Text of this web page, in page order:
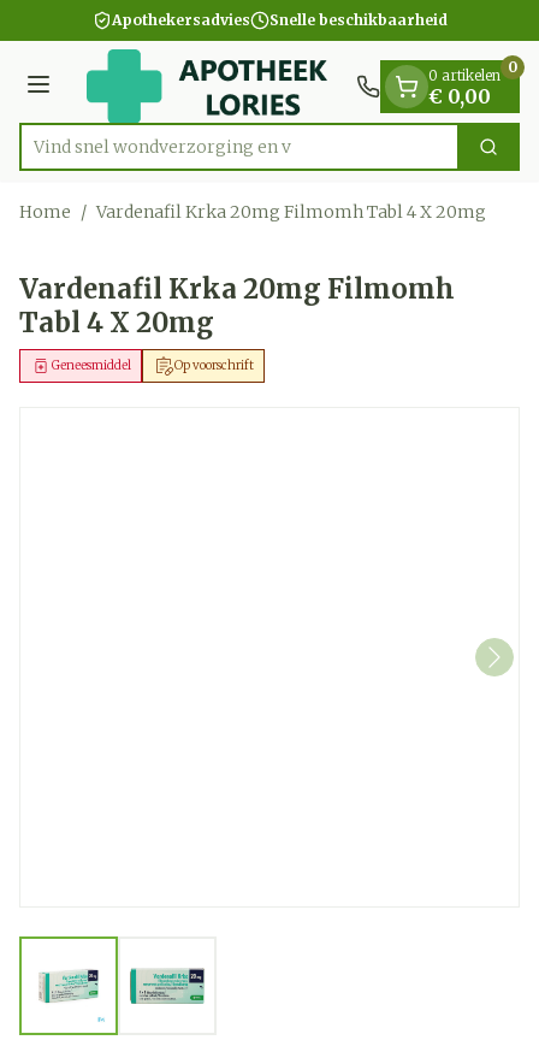
Ga naar de inhoudApothekersadvies Snelle beschikbaarheid
Menu
Product, merk, categorie...
Vind snel wondverzor Zoek
0 artikelen
€ 0,00
0
Home / Vardenafil Krka 20mg Filmomh Tabl 4 X 20mg
Vardenafil Krka 20mg Filmomh
Tabl 4 X 20mg
Op voorschrift
Geneesmiddel